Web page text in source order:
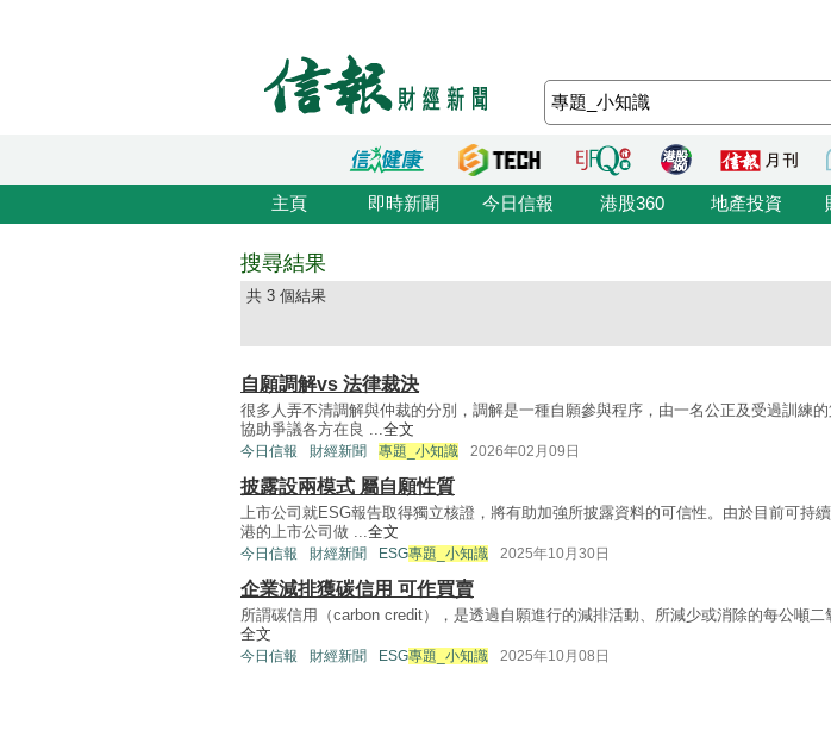
主頁 即時新聞 今日信報 港股360 地產投資
搜尋結果
共 3 個結果
自願調解vs 法律裁決
很多人弄不清調解與仲裁的分別，調解是一種自願參與程序，由一名公正及受過訓練的
協助爭議各方在良 ...全文
今日信報 財經新聞 專題_小知識 2026年02月09日
披露設兩模式 屬自願性質
上市公司就ESG報告取得獨立核證，將有助加強所披露資料的可信性。由於目前可持
港的上市公司做 ...全文
今日信報 財經新聞 ESG專題_小知識 2025年10月30日
企業減排獲碳信用 可作買賣
所謂碳信用（carbon credit），是透過自願進行的減排活動、所減少或消除的每公噸
全文
今日信報 財經新聞 ESG專題_小知識 2025年10月08日